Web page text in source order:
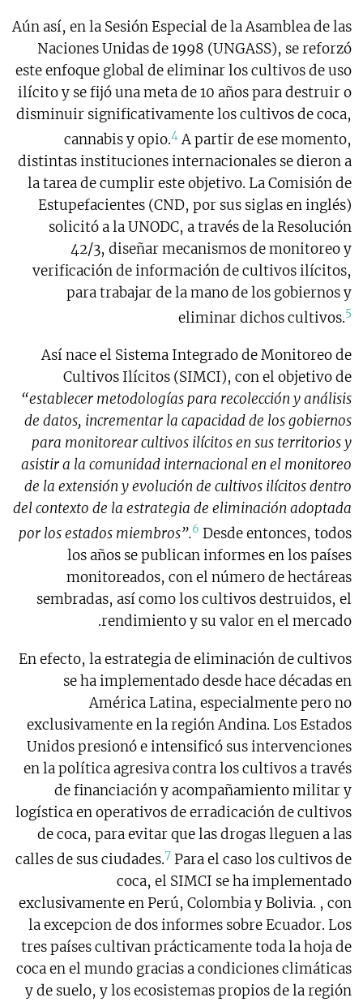
Aún así, en la Sesión Especial de la Asamblea de las
Naciones Unidas de 1998 (UNGASS), se reforzó
este enfoque global de eliminar los cultivos de uso
ilícito y se fijó una meta de 10 años para destruir o
disminuir significativamente los cultivos de coca,
cannabis y opio.4A partir de ese momento,
distintas instituciones internacionales se dieron a
la tarea de cumplir este objetivo. La Comisión de
Estupefacientes (CND, por sus siglas en inglés)
solicitó a la UNODC, a través de la Resolución
42/3, diseñar mecanismos de monitoreo y
verificación de información de cultivos ilícitos,
para trabajar de la mano de los gobiernos y
eliminar dichos cultivos.5
Así nace el Sistema Integrado de Monitoreo de
Cultivos Ilícitos (SIMCI), con el objetivo de
“establecer metodologías para recolección y análisis
de datos, incrementar la capacidad de los gobiernos
para monitorear cultivos ilícitos en sus territorios y
asistir a la comunidad internacional en el monitoreo
de la extensión y evolución de cultivos ilícitos dentro
del contexto de la estrategia de eliminación adoptada
por los estados miembros”.6 Desde entonces, todos
los años se publican informes en los países
monitoreados, con el número de hectáreas
sembradas, así como los cultivos destruidos, el
rendimiento y su valor en el mercado.
En efecto, la estrategia de eliminación de cultivos
se ha implementado desde hace décadas en
América Latina, especialmente pero no
exclusivamente en la región Andina. Los Estados
Unidos presionó e intensificó sus intervenciones
en la política agresiva contra los cultivos a través
de financiación y acompañamiento militar y
logística en operativos de erradicación de cultivos
de coca, para evitar que las drogas lleguen a las
calles de sus ciudades.7 Para el caso los cultivos de
coca, el SIMCI se ha implementado
exclusivamente en Perú, Colombia y Bolivia. , con
la excepcion de dos informes sobre Ecuador. Los
tres países cultivan prácticamente toda la hoja de
coca en el mundo gracias a condiciones climáticas
y de suelo, y los ecosistemas propios de la región